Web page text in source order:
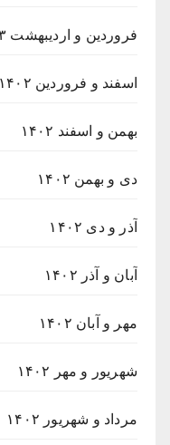
فروردین و اردیبهشت ۱۴۰۳
اسفند و فروردین ۱۴۰۲
بهمن و اسفند ۱۴۰۲
دی و بهمن ۱۴۰۲
آذر و دی ۱۴۰۲
آبان و آذر ۱۴۰۲
مهر و آبان ۱۴۰۲
شهریور و مهر ۱۴۰۲
مرداد و شهریور ۱۴۰۲